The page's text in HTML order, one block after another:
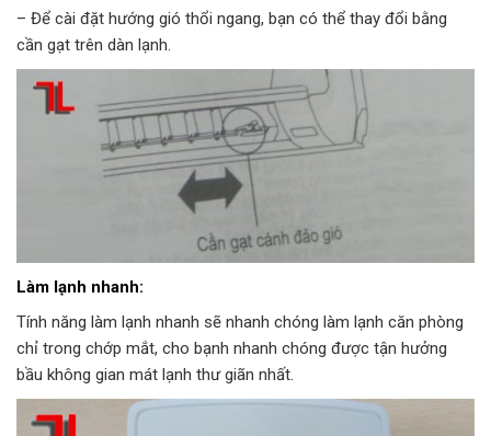
– Để cài đặt hướng gió thổi ngang, bạn có thể thay đổi bằng
cần gạt trên dàn lạnh.
Làm lạnh nhanh:
Tính năng làm lạnh nhanh sẽ nhanh chóng làm lạnh căn phòng
chỉ trong chớp mắt, cho bạnh nhanh chóng được tận hưởng
bầu không gian mát lạnh thư giãn nhất.